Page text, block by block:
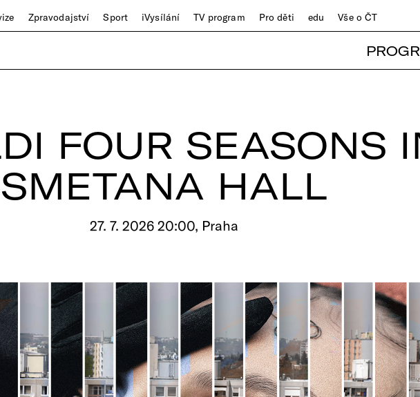
Zpravodajství Sport iVysílání TV program Pro děti edu Vše o ČT
FOUR SEASONS
SMETANA HALL
27. 7. 2026 20:00, Praha